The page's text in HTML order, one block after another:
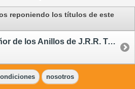
reponiendo los títulos de este
El Arte de El Señor de los Anillos de J.R.R. Tolkien
nosotros